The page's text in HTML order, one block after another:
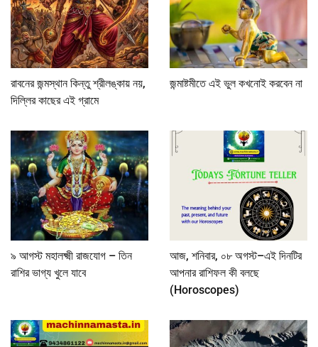
রাবনের জন্মস্থান কিন্তু শ্রীলঙ্কায় নয়,
দিল্লির কাছের এই গ্রামে
জন্মাষ্টমীতে এই ভুল কখনোই করবেন না
৯ আগস্ট মহালক্ষ্মী রাজযোগ – তিন
রাশির ভাগ্য খুলে যাবে
আজ, শনিবার, ০৮ অগস্ট–এই দিনটির
আপনার রাশিফল কী বলছে
(Horoscopes)